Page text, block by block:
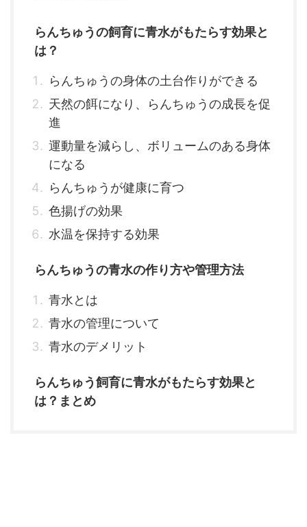
らんちゅうの飼育に青水がもたらす効果と
は？
らんちゅうの身体の土台作りができる
天然の餌になり、らんちゅうの成長を促
進
運動量を減らし、ボリュームのある身体
になる
らんちゅうが健康に育つ
色揚げの効果
水温を保持する効果
らんちゅうの青水の作り方や管理方法
青水とは
青水の管理について
青水のデメリット
らんちゅう飼育に青水がもたらす効果と
は？まとめ